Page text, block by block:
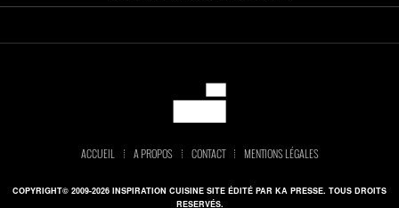
ACCUEIL A PROPOS CONTACT MENTIONS LÉGALES
COPYRIGHT© 2009-2026 INSPIRATION CUISINE SITE ÉDITÉ PAR KA PRESSE. TOUS DROITS
RESERVÉS.